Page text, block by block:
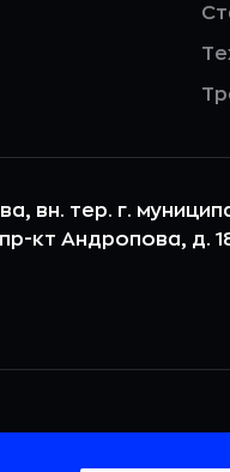
вн. тер. г.
кт Андропова, д.
пользования веб-сайтом.